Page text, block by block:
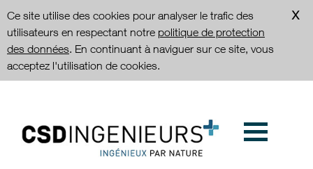
Ce site utilise des cookies pour analyser le trafic des
utilisateurs en respectant notre politique de protection
des données. En continuant à naviguer sur ce site, vous
acceptez l'utilisation de cookies.